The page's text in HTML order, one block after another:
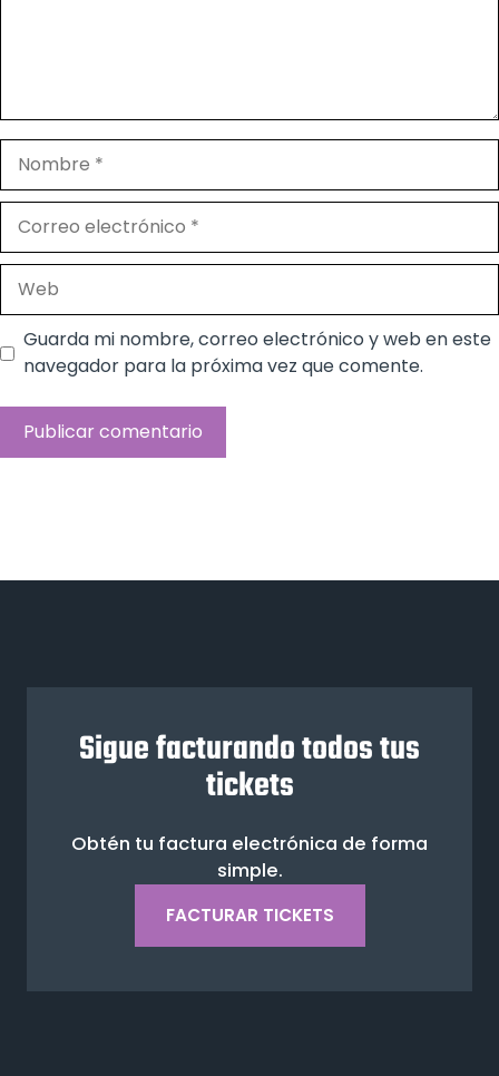
Nombre
electrónico
Guarda mi nombre, correo electrónico y web en este
navegador para la próxima vez que comente.
Sigue facturando todos tus
tickets
Obtén tu factura electrónica de forma
simple.
FACTURAR TICKETS